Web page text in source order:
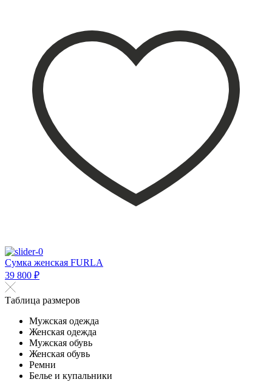
Сумка женская FURLA
39 800 ₽
Таблица размеров
Мужская одежда
Женская одежда
Мужская обувь
Женская обувь
Ремни
Белье и купальники